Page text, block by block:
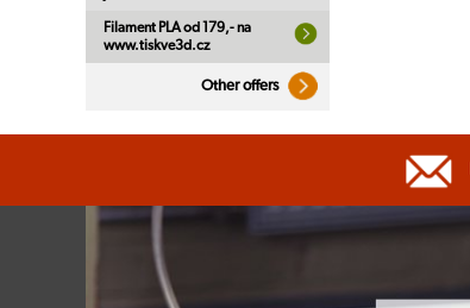
Filament PLA od 179,- na
www.tiskve3d.cz
Other offers